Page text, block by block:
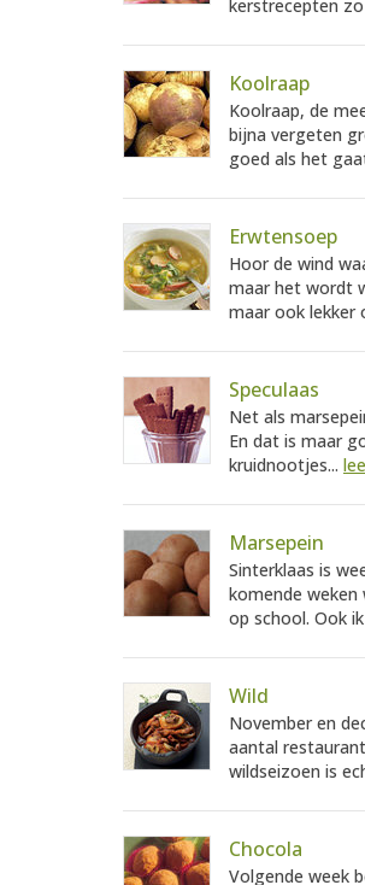
kerstrecepten
Koolraap
Koolraap, de
bijna vergeten
goed als het
Erwtensoep
Hoor de wind
maar het wordt
maar ook lekker
Speculaas
Net als
En dat is maar
kruidnootjes...
Marsepein
Sinterklaas is
komende weken
op school. Ook ik
Wild
November en
aantal
wildseizoen is
Chocola
Volgende week